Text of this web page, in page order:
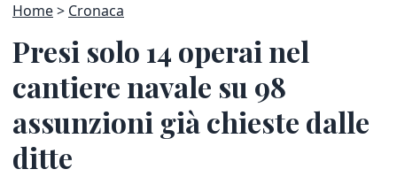
Home Cronaca
Presi solo 14 operai nel
cantiere navale su 98
assunzioni già chieste dalle
ditte